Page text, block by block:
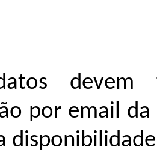
por email da